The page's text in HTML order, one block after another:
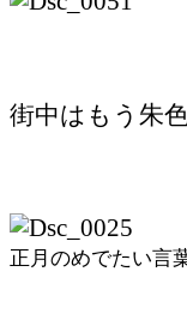
街中はもう朱
正月のめでたい言